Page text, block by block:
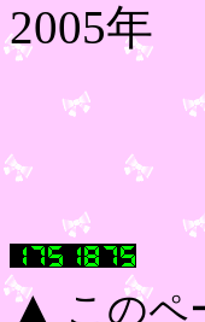
2005年
▲ このペ